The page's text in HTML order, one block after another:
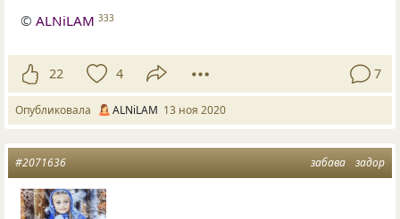
©ALNiLAM 333
22 4 7
Опубликовала ALNiLAM 13 ноя 2020
забава задор
#2071636